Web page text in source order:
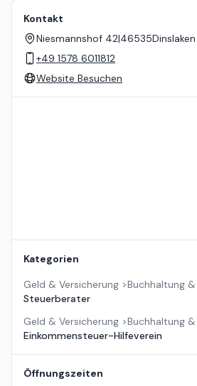
Kontakt
Niesmannshof 42|46535Dinslaken
+49 1578 6011812
Website Besuchen
Kategorien
Geld & Versicherung >Buchhaltung
Steuerberater
Geld & Versicherung >Buchhaltung
Einkommensteuer-Hilfeverein
Öffnungszeiten